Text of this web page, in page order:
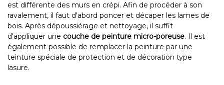
est différente des murs en crépi. Afin de procéder à son
ravalement, il faut d'abord poncer et décaper les lames de
bois. Après dépoussiérage et nettoyage, il suffit
d'appliquer une couche de peinture micro-poreuse. Il est
également possible de remplacer la peinture par une
teinture spéciale de protection et de décoration type
lasure.